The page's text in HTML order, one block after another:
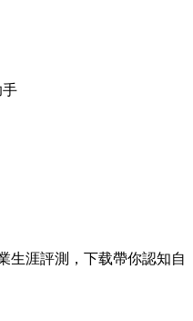
手
生涯評測，下载帶你認知自